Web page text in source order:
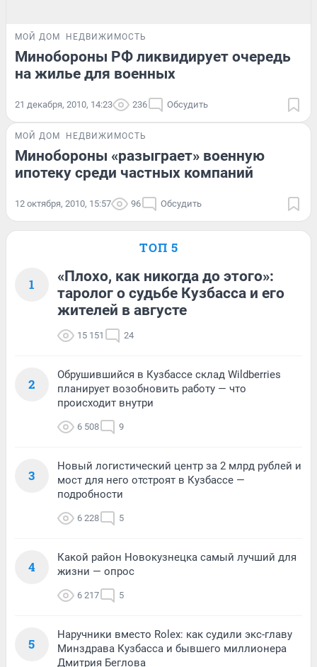
МОЙ ДОМ НЕДВИЖИМОСТЬ
Минобороны РФ ликвидирует очередь
на жилье для военных
21 декабря, 2010, 14:23 236 Обсудить
МОЙ ДОМ НЕДВИЖИМОСТЬ
Минобороны «разыграет» военную
ипотеку среди частных компаний
12 октября, 2010, 15:57 96 Обсудить
ТОП 5
1
«Плохо, как никогда до этого»:
таролог о судьбе Кузбасса и его
жителей в августе
15 151 24
2
Обрушившийся в Кузбассе склад Wildberries
планирует возобновить работу — что
происходит внутри
6 508 9
3
Новый логистический центр за 2 млрд рублей и
мост для него отстроят в Кузбассе —
подробности
6 228 5
4
Какой район Новокузнецка самый лучший для
жизни — опрос
6 217 5
5
Наручники вместо Rolex: как судили экс-главу
Минздрава Кузбасса и бывшего миллионера
Дмитрия Беглова